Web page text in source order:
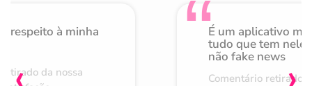
respeito à minha
da nossa
É um aplicativo
tudo que tem nele
não fake news
Comentário retirado